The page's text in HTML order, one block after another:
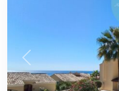
Poprzedni